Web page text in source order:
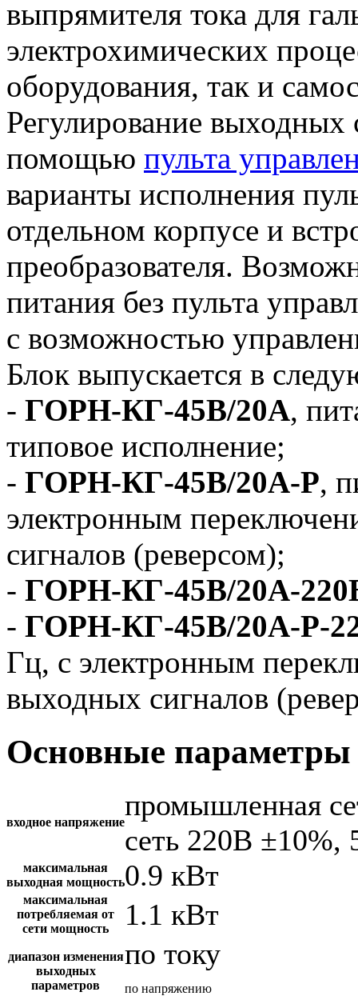
выпрямителя тока для
электрохимических
оборудования, так и
Регулирование выходных
помощью пульта
варианты исполнения
отдельном корпусе и
преобразователя.
питания без пульта
с возможностью
Блок выпускается в
- ГОРН-КГ-45В/20А,
типовое исполнение;
- ГОРН-КГ-45В/20А-Р,
электронным
сигналов (реверсом);
- ГОРН-КГ-45В/20А-
- ГОРН-КГ-45В/20А-Р-
Гц, с электронным
выходных сигналов
Основные параметры
входное напряжение
промышленная
сеть 220В ±10%,
максимальная
выходная мощность0.9 кВт
максимальная
потребляемая от
сети мощность
1.1 кВт
диапазон изменения
выходных
параметров
по току
по напряжению